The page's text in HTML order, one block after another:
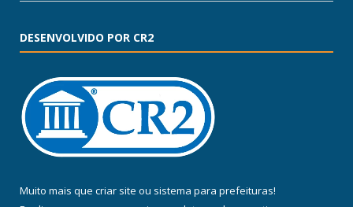
DESENVOLVIDO POR CR2
Muito mais que criar site ou sistema para prefeituras!